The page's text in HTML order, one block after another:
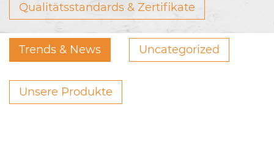
Qualitätsstandards & Zertifikate
Trends & News Uncategorized
Unsere Produkte